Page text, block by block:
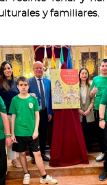
y familiares.